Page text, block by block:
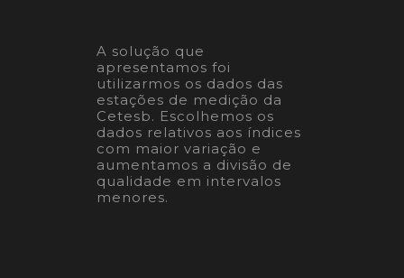
A solução que
apresentamos foi
utilizarmos os dados das
estações de medição da
Cetesb. Escolhemos os
dados relativos aos índices
com maior variação e
aumentamos a divisão de
qualidade em intervalos
menores.